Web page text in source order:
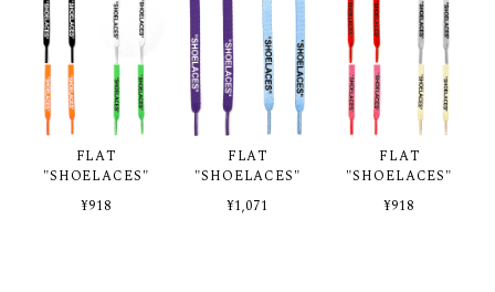
FLAT
"SHOELACES"
¥918
FLAT
"SHOELACES"
¥1,071
FLAT
"SHOELACES"
¥918